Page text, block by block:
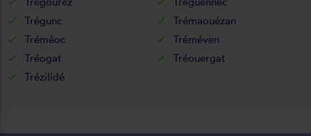
Trégunc
Trémaouézan
Tréméoc
Tréméven
Tréogat
Tréouergat
Trézilidé